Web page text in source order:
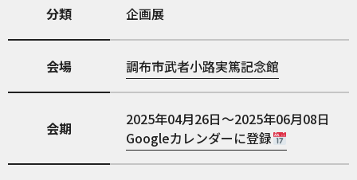
分類 企画展
会場 調布市武者小路実篤記念館
会期
2025年04月26日～2025年06月08日
Googleカレンダーに登録